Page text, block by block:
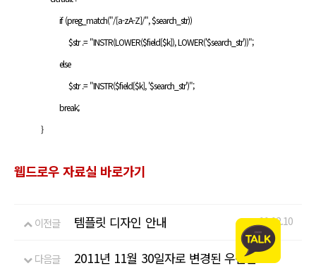
if (preg_match("/[a-zA-Z]/", $search_str))
$str .= "INSTR(LOWER($field[$k]), LOWER('$search_str'))";
else
$str .= "INSTR($field[$k], '$search_str')";
break;
}
웹드로우 자료실 바로가기
이전글 템플릿 디자인 안내 11.12.10
다음글 2011년 11월 30일자로 변경된 우편번호